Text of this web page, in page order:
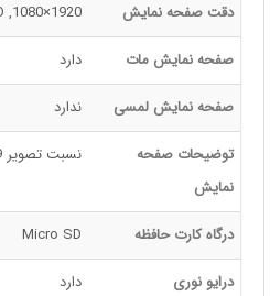
دقت صفحه نمایش 1920×1080, Full HD
صفحه نمایش مات دارد
صفحه نمایش لمسی ندارد
توضیحات صفحه
نمایش
نسبت تصویر 16:9
درگاه کارت حافظه Micro SD
درایو نوری دارد